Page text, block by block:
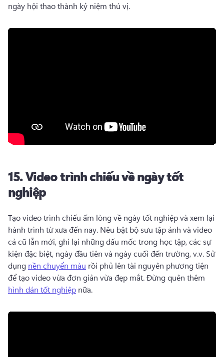
ngày hội thao thành kỷ niệm thú vị.
15.Video trình chiếu về ngày tốt
nghiệp
Tạo video trình chiếu ấm lòng về ngày tốt nghiệp và xem lại
hành trình từ xưa đến nay. Nêu bật bộ sưu tập ảnh và video
cả cũ lẫn mới, ghi lại những dấu mốc trong học tập, các sự
kiện đặc biệt, ngày đầu tiên và ngày cuối đến trường, v.v. Sử
dụng nền chuyển màu rồi phủ lên tài nguyên phương tiện
để tạo video vừa đơn giản vừa đẹp mắt. Đừng quên thêm
hình dán tốt nghiệp nữa.